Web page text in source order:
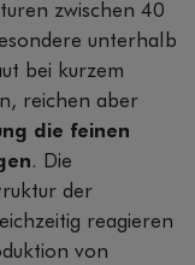
zwischen 40
unterhalb
bei kurzem
reichen aber
die feinen
. Die
der
reagieren
von